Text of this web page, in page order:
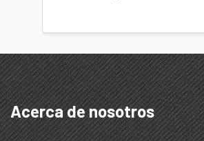
Acerca de nosotros